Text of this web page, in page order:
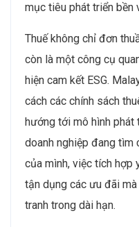
mục tiêu phát triển bền
Thuế không chỉ đơn
còn là một công cụ
hiện cam kết ESG.
cách các chính sách
hướng tới mô hình
doanh nghiệp đang tìm
của mình, việc tích hợp
tận dụng các ưu đãi
tranh trong dài hạn.